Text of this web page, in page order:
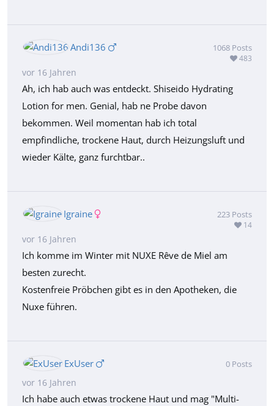
Andi136 1068 Posts
483
vor 16 Jahren
Ah, ich hab auch was entdeckt. Shiseido Hydrating
Lotion for men. Genial, hab ne Probe davon
bekommen. Weil momentan hab ich total
empfindliche, trockene Haut, durch Heizungsluft und
wieder Kälte, ganz furchtbar..
Igraine 223 Posts
14
vor 16 Jahren
Ich komme im Winter mit NUXE Rêve de Miel am
besten zurecht.
Kostenfreie Pröbchen gibt es in den Apotheken, die
Nuxe führen.
ExUser 0 Posts
vor 16 Jahren
Ich habe auch etwas trockene Haut und mag "Multi-